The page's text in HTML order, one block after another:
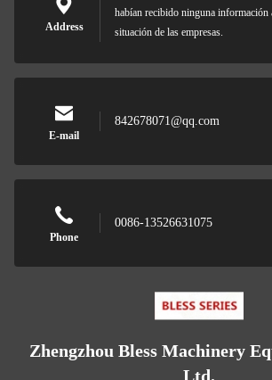
Address
habían recibido ninguna información
situación de las empresas.
E-mail
842678071@qq.com
Phone
0086-13526631075
Zhengzhou Bless Machinery
Ltd.